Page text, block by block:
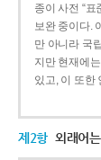
종이 사전 “표
보완 중이다.
만 아니라 국
지만 현재에
있고, 이 또한
제2항 외래어